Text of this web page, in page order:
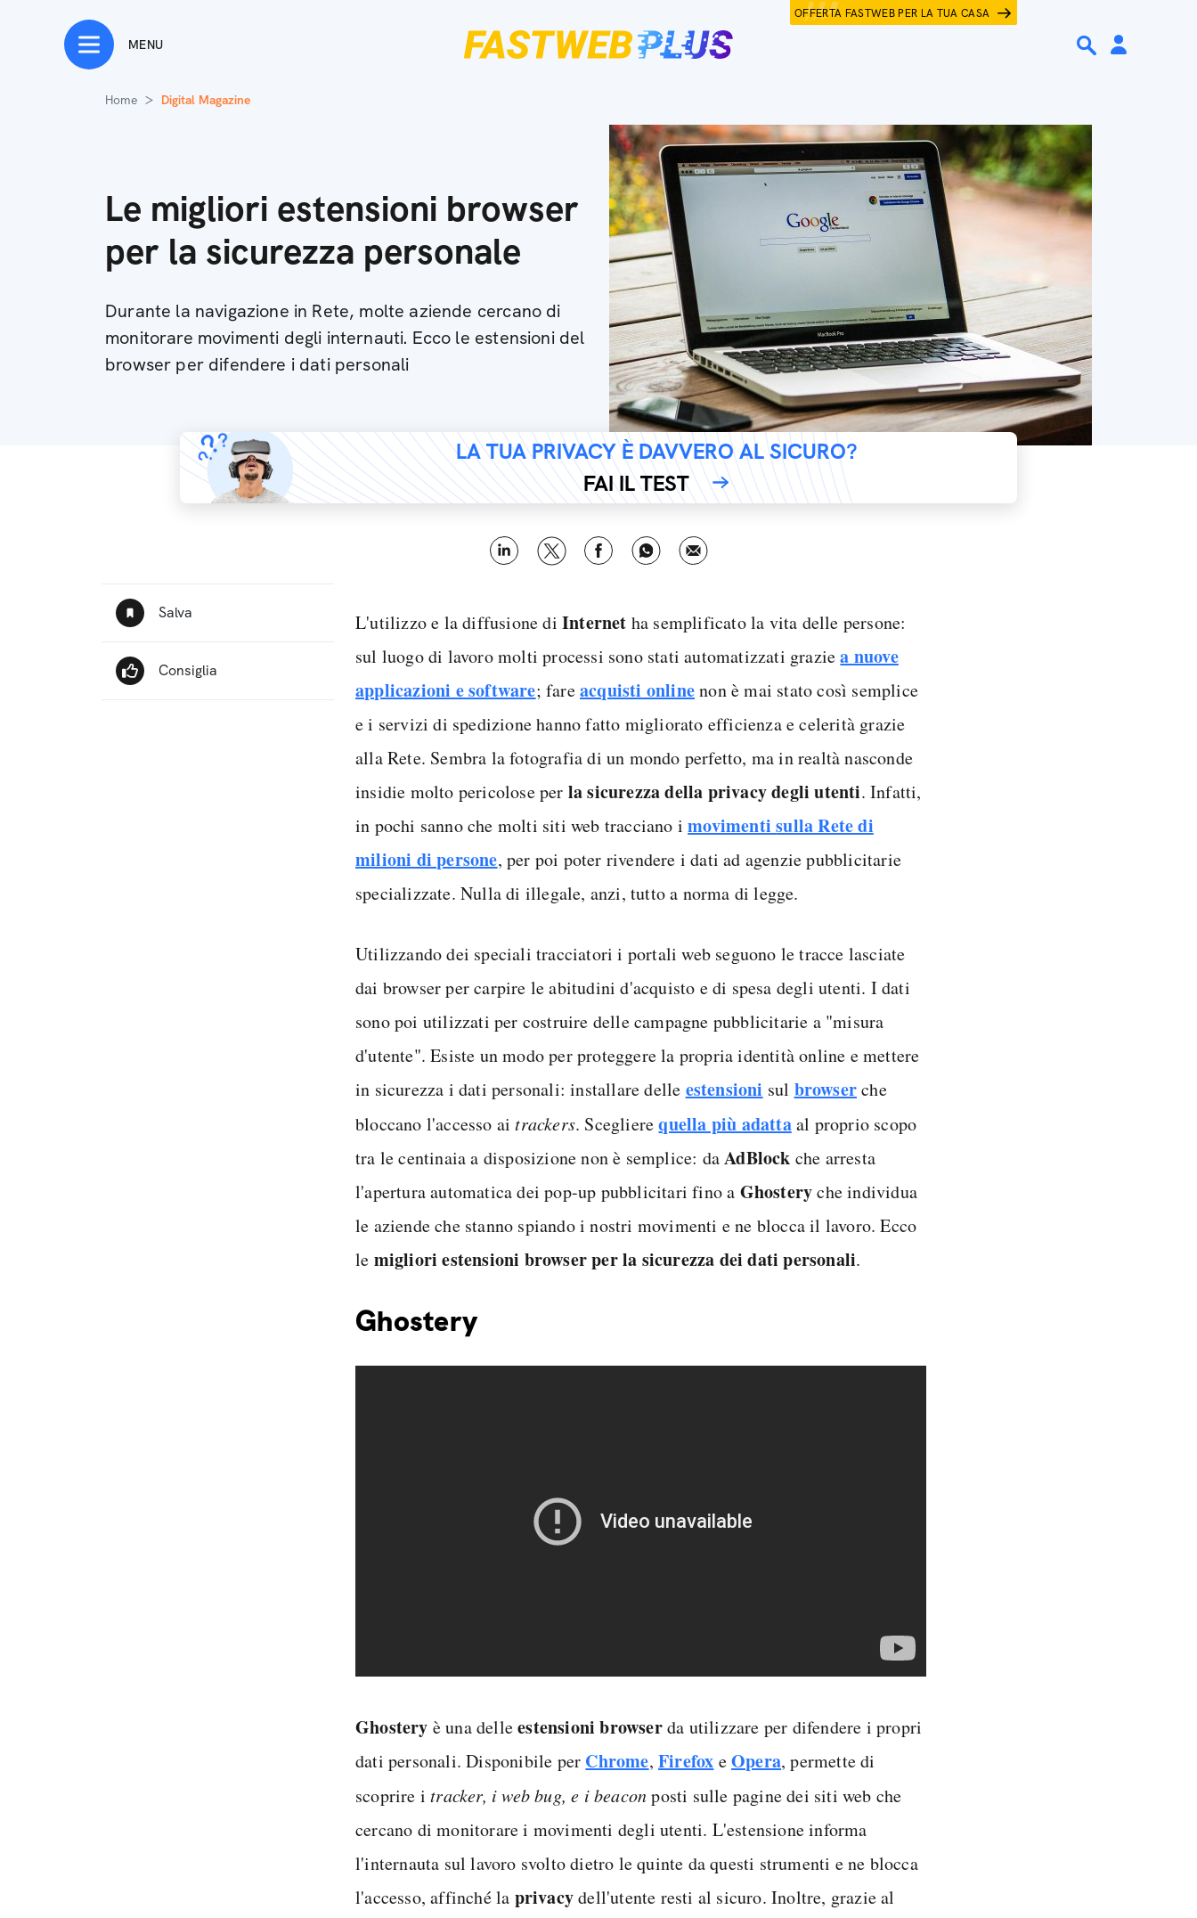
OFFERTA FASTWEB PER LA TUA CASA
MENU
Home Digital Magazine
Le migliori estensioni browser
per la sicurezza personale
Durante la navigazione in Rete, molte aziende cercano di
monitorare movimenti degli internauti. Ecco le estensioni del
browser per difendere i dati personali
LA TUA PRIVACY È DAVVERO AL SICURO?
FAI IL TEST
L'utilizzo e la diffusione di Internet ha semplificato la vita delle persone:
sul luogo di lavoro molti processi sono stati automatizzati graziea nuove
applicazioni e software; fareacquisti onlinenon è mai stato così semplice
e i servizi di spedizione hanno fatto migliorato efficienza e celerità grazie
alla Rete. Sembra la fotografia di un mondo perfetto, ma in realtà nasconde
insidie molto pericolose per la sicurezza della privacy degli utenti. Infatti,
in pochi sanno che molti siti web tracciano imovimentisulla Rete di
milioni di persone, per poi poter rivendere i dati ad agenzie pubblicitarie
specializzate. Nulla di illegale, anzi, tutto a norma di legge.
Utilizzando dei speciali tracciatori i portali web seguono le tracce lasciate
dai browser per carpire le abitudini d'acquisto e di spesa degli utenti. I dati
sono poi utilizzati per costruire delle campagne pubblicitarie a "misura
d'utente". Esiste un modo per proteggere la propria identità online e mettere
in sicurezza i dati personali: installare delle estensioni sul browserche
bloccano l'accesso aitrackers. Sceglierequella più adattaal proprio scopo
tra le centinaia a disposizione non è semplice: daAdBlock che arresta
l'apertura automatica dei pop-up pubblicitari fino a Ghosteryche individua
le aziende che stanno spiando i nostri movimenti e ne blocca il lavoro. Ecco
le migliori estensioni browser per la sicurezza dei dati personali.
Ghostery
Ghostery è una delleestensioni browserda utilizzare per difendere i propri
dati personali. Disponibile per Chrome,Firefox eOpera, permette di
scoprire itracker, i web bug, e i beaconposti sulle pagine dei siti web che
cercano di monitorare i movimenti degli utenti. L'estensione informa
l'internauta sul lavoro svolto dietro le quinte da questi strumenti e ne blocca
l'accesso, affinché la privacydell'utente resti al sicuro. Inoltre, grazie al